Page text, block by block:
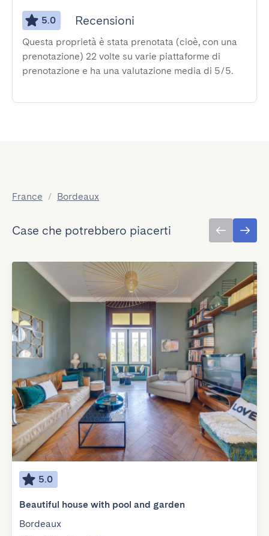
5.0 Recensioni
Questa proprietà è stata prenotata (cioè, con una
prenotazione) 22 volte su varie piattaforme di
prenotazione e ha una valutazione media di 5/5.
France / Bordeaux
Case che potrebbero piacerti
5.0
Beautiful house with pool and garden
Bordeaux